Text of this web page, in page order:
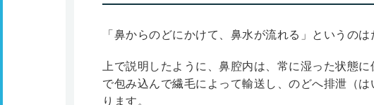
「鼻からのどにかけて、鼻水が流れる」というのは
上で説明したように、鼻腔内は、常に湿った状態
で包み込んで繊毛によって輸送し、のどへ排泄（
ります。